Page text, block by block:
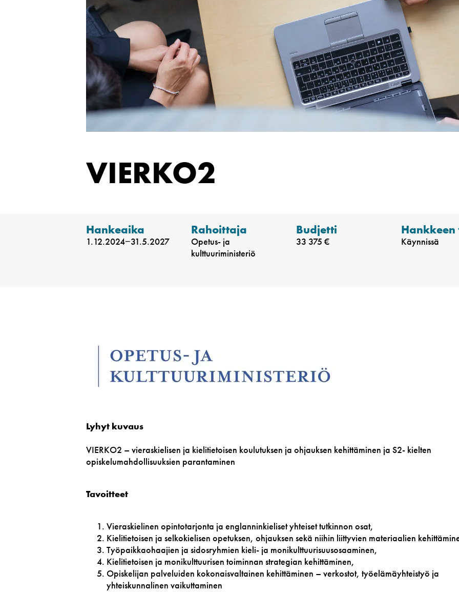
VIERKO2
Hankeaika
1.12.2024−31.5.2027
Rahoittaja
Opetus- ja
kulttuuriministeriö
Budjetti
33 375 €
Hankkeen
Käynnissä
Lyhyt kuvaus
VIERKO2 – vieraskielisen ja kielitietoisen koulutuksen ja ohjauksen kehittäminen ja S2- kielten
opiskelumahdollisuuksien parantaminen
Tavoitteet
Vieraskielinen opintotarjonta ja englanninkieliset yhteiset tutkinnon osat,
Kielitietoisen ja selkokielisen opetuksen, ohjauksen sekä niihin liittyvien materiaalien
Työpaikkaohaajien ja sidosryhmien kieli- ja monikulttuurisuusosaaminen,
Kielitietoisen ja monikulttuurisen toiminnan strategian kehittäminen,
Opiskelijan palveluiden kokonaisvaltainen kehittäminen – verkostot, työelämäyhteistyö ja
yhteiskunnalinen vaikuttaminen